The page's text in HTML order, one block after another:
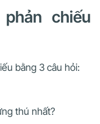
chiếu
bằng 3 câu hỏi:
thú nhất?